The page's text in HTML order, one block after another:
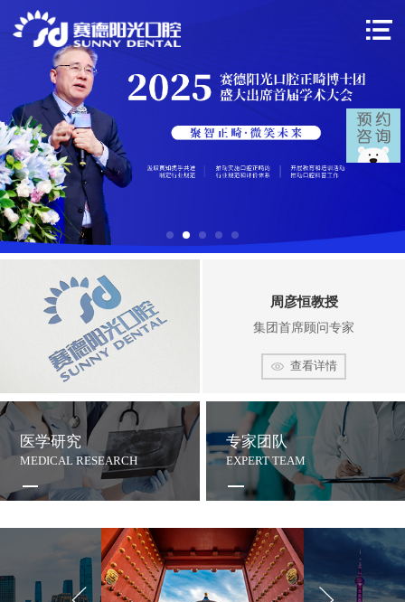
周彦恒教授
集团首席顾问专家
查看详情
医学研究
MEDICAL RESEARCH
专家团队
EXPERT TEAM